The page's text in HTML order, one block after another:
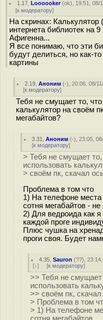
1.17 ,Loooooker(ok), 19:51, 08/
[к модератору]
На скринах: Калькулятор
интернета библиотек на
Афигенна...
Я все понимаю, что эти
будут делиться, но как-
картины
2.19 ,Аноним (-), 20:06, 08/
[к модератору]
Тебя не смущает то,
калькулятор на своём
мегабайтов?
3.31 ,Аноним (-), 23:05,
[к модератору]
> Тебя не смущает
использовать
> своём пк, скачал
Проблема в том что
1) На телефоне
сотня мегабайтов -
2) Для ведроида как
каждой проге
Плюс чушка на
проги своя. Будет
4.35 ,Sauron (??),
[↓] [к модератору]
>> Тебя не смущает
использовать
>> своём пк,
> Проблема в том
> 1) На телефоне